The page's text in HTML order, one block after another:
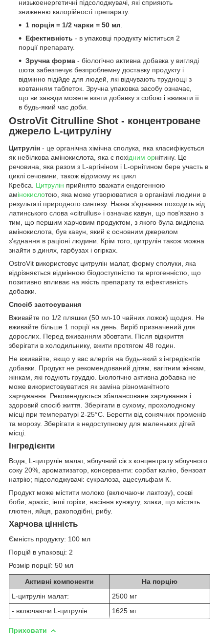
низькоенергетичні підсолоджувачі, які сприяють
зниженню калорійності препарату.
1 порція = 1/2 чарки = 50 мл
Ефективність - в упаковці продукту міститься 2
порції препарату.
Зручна форма - біологічно активна добавка у вигляді
шота забезпечує безпроблемну доставку продукту і
відмінно підійде для людей, які відчувають труднощі з
ковтанням таблеток. Зручна упаковка засобу означає,
що ви завжди можете взяти добавку з собою і вживати її
в будь-який час доби.
OstroVit Citrulline Shot - концентроване
джерело L-цитруліну
Цитрулін - це органічна хімічна сполука, яка класифікується
як небілкова амінокислота, яка є похідним орнітину. Це
речовина, яка разом з L-аргініном і L-орнітином бере участь в
циклі сечовини, також відомому як цикл
Кребса. Цитрулін прийнято вважати ендогенною
амінокислотою, яка може утворюватися в організмі людини в
результаті природного синтезу. Назва з'єднання походить від
латинського слова «citrullus» і означає кавун, що пов'язано з
тим, що першим харчовим продуктом, з якого була виділена
амінокислота, був кавун, який є основним джерелом
з'єднання в раціоні людини. Крім того, цитрулін також можна
знайти в динях, гарбузах і огірках.
OstroVit використовує цитрулін малат, форму сполуки, яка
відрізняється відмінною біодоступністю та ергогенністю, що
позитивно впливає на якість препарату та ефективність
добавки.
Спосіб застосування
Вживайте по 1/2 пляшки (50 мл-10 чайних ложок) щодня. Не
вживайте більше 1 порції на день. Виріб призначений для
дорослих. Перед вживанням збовтати. Після відкриття
зберігати в холодильнику, вжити протягом 48 годин.
Не вживайте, якщо у вас алергія на будь-який з інгредієнтів
добавки. Продукт не рекомендований дітям, вагітним жінкам,
жінкам, які годують груддю. Біологічно активна добавка не
може використовуватися як заміна різноманітного
харчування. Рекомендується збалансоване харчування і
здоровий спосіб життя. Зберігати в сухому, прохолодному
місці при температурі 2-25°С. Берегти від сонячних променів
та морозу. Зберігати в недоступному для маленьких дітей
місці.
Інгредієнти
Вода, L-цитрулін малат, яблучний сік з концентрату яблучного
соку 20%, ароматизатор, консерванти: сорбат калію, бензоат
натрію; підсолоджувачі: сукралоза, ацесульфам К.
Продукт може містити молоко (включаючи лактозу), соєві
боби, арахіс, інші горіхи, насіння кунжуту, злаки, що містять
глютен, яйця, ракоподібні, рибу.
Харчова цінність
Ємність продукту: 100 мл
Порцій в упаковці: 2
Розмір порції: 50 мл
Активні компоненти
На порцію
L-цитрулін малат:
2500 мг
- включаючи L-цитрулін
1625 мг
Приховати